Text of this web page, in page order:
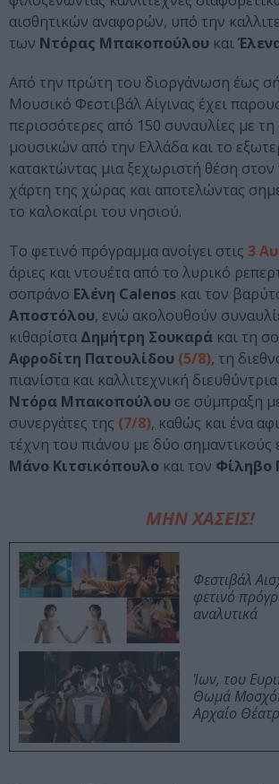
αισθητικών αναφορών, υπό την
των Ντόρας Μπακοπούλου και
Από την πρώτη του διοργάνωση έως
Μουσικό Φεστιβάλ Αίγινας έχει
περισσότερες από 150 συναυλίες με
μουσικών από την Ελλάδα και το
κατακτώντας μια ξεχωριστή θέση στον
χάρτη της χώρας και αποτελώντας
το καλοκαίρι του νησιού.
Το φετινό πρόγραμμα ανοίγει στις 3
άριες και ντουέτα από το λυρικό
σοπράνο Ελένη Calenos και τον
Αποστόλου, ενώ ακολουθούν
κιθαρίστα Δημήτρη Σουκαρά και τη
Αφροδίτη Πατουλίδου (5/8), τη
πιανίστα και καλλιτεχνική
Ντόρα Μπακοπούλου σε σύμπραξη
συνεργάτες της (7/8), καθώς και ένα
τέχνη του πιάνου με δύo σημαντικούς
Μάνο Κιτσικόπουλο και τον Φίληβο
ΜΗΝ ΧΑΣΕΙΣ!
Φεστιβάλ
φετινό
αναλυτικά
Ίων, του
Θωμά
Αρχαίο